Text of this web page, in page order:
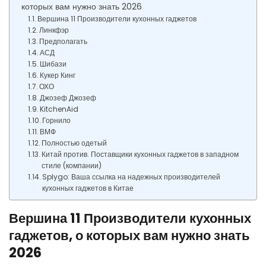
которых вам нужно знать 2026
Вершина 11 Производители кухонных гаджетов
Линкфэр
Предполагать
АСД
Шибази
Кукер Кинг
ОХО
Джозеф Джозеф
KitchenAid
Горнило
ВМФ
Полностью одетый
Китай против. Поставщики кухонных гаджетов в западном
стиле (компании)
Splygo: Ваша ссылка на надежных производителей
кухонных гаджетов в Китае
Вершина 11 Производители кухонных
гаджетов, о которых вам нужно знать
2026